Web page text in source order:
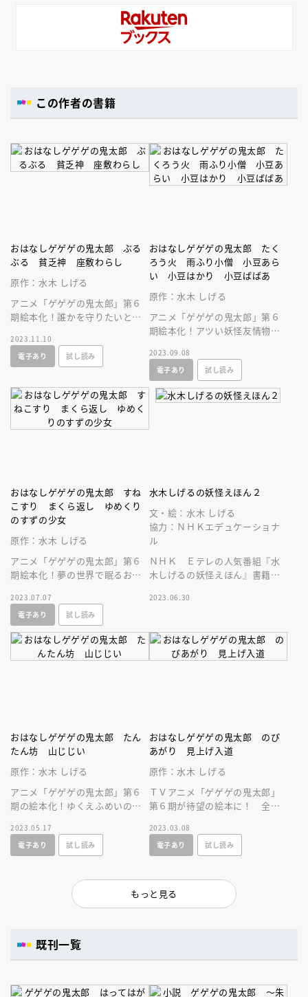
この作者の書籍
おはなしゲゲゲの鬼太郎 ぶる
ぶる 貧乏神 座敷わらし
原作：水木 しげる
アニメ「ゲゲゲの鬼太郎」第６
期絵本化！誰かを守りたいとい
シーン満載。ひとり読みにも。
妖怪図鑑掲載
2023.11.10
電子あり
試し読み
おはなしゲゲゲの鬼太郎 たく
ろう火 雨ふり小僧 小豆あら
い 小豆はかり 小豆ばばあ
原作：水木 しげる
アニメ「ゲゲゲの鬼太郎」第６
期絵本化！アツい妖怪友情物語
ひとり読みにも。妖怪ずかん掲
載！
2023.09.08
電子あり
試し読み
おはなしゲゲゲの鬼太郎 すね
こすり まくら返し ゆめくり
のすずの少女
原作：水木 しげる
アニメ「ゲゲゲの鬼太郎」第６
期絵本化！夢の世界で眠るお父
満載。ひとり読みにも。妖怪ず
かん掲載！
2023.07.07
電子あり
試し読み
水木しげるの妖怪えほん２
文・絵：水木 しげる
協力：ＮＨＫエデュケーショナ
ル
ＮＨＫ Ｅテレの人気番組『水
木しげるの妖怪えほん』書籍化
「妖怪えほん寄席」が一冊にな
2023.06.30
おはなしゲゲゲの鬼太郎 たん
たん坊 山じじい
原作：水木 しげる
アニメ「ゲゲゲの鬼太郎」第６
期の絵本化！ゆくえふめいの子
載で、ひとり読みにも。妖怪ず
かん掲載！
2023.05.17
電子あり
試し読み
おはなしゲゲゲの鬼太郎 のび
あがり 見上げ入道
原作：水木 しげる
ＴＶアニメ「ゲゲゲの鬼太郎」
第６期が待望の絵本に！ 全ペ
ひとり読みできます。妖怪ずか
んも掲載！
2023.03.08
電子あり
試し読み
もっと見る
既刊一覧